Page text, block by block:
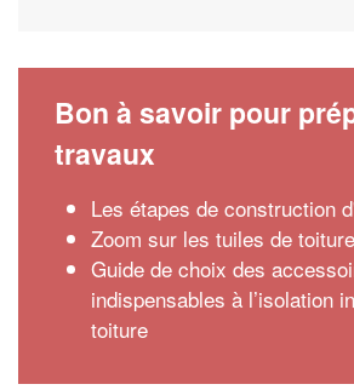
Bon à savoir pour
travaux
Les étapes de construction
Zoom sur les tuiles de toiture
Guide de choix des
indispensables à l’isolation
toiture